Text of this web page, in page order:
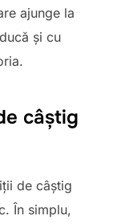
ajunge la
și cu
câștig
de câștig
În simplu,